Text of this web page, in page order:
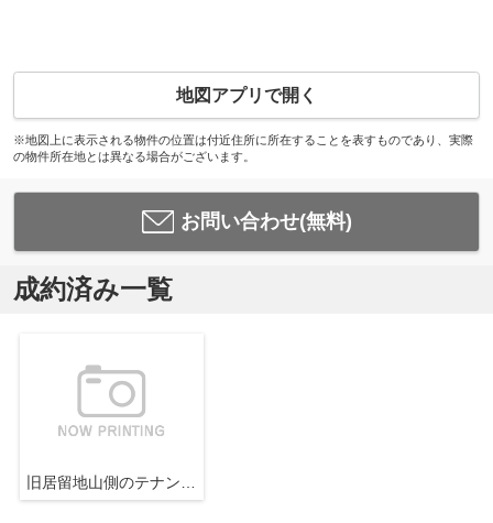
地図アプリで開く
※地図上に表示される物件の位置は付近住所に所在することを表すものであり、実際
の物件所在地とは異なる場合がございます。
お問い合わせ(無料)
成約済み一覧
旧居留地山側のテナントビル